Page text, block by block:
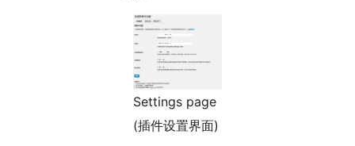
Settings page
(插件设置界面)